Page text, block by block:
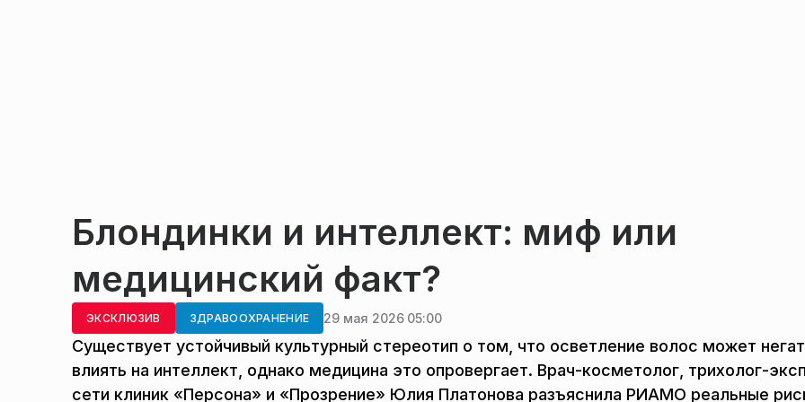
Блондинки и интеллект: миф или
медицинский факт?
ЭКСКЛЮЗИВ ЗДРАВООХРАНЕНИЕ 29 мая 2026 05:00
Существует устойчивый культурный стереотип о том, что осветление волос может
влиять на интеллект, однако медицина это опровергает. Врач-косметолог, трихолог-
сети клиник «Персона» и «Прозрение» Юлия Платонова разъяснила РИАМО реальные